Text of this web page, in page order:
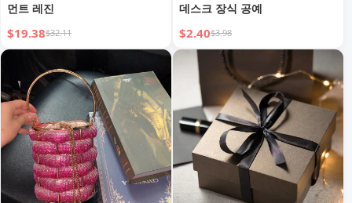
먼트 레진
$19.38$32.11
데스크 장식 공예
$2.40$3.98